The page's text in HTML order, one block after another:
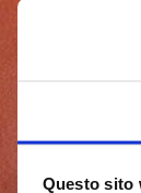
Questo sito